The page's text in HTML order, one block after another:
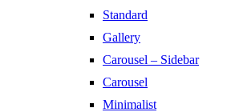
Standard
Gallery
Carousel – Sidebar
Carousel
Minimalist